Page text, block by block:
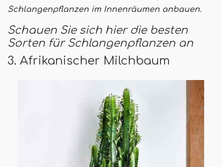
Schlangenpflanzen im Innenräumen anbauen.
Schauen Sie sich hier die besten
Sorten für Schlangenpflanzen an
3. Afrikanischer Milchbaum